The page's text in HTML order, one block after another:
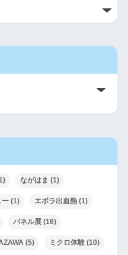
ながはま (1)
ー(1) エボラ出血熱(1)
パネル展(16)
(5) ミクロ体験(10)